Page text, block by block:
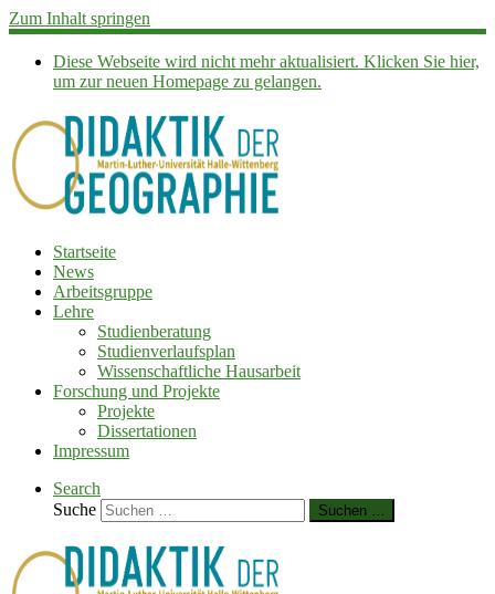
Zum Inhalt springen
Diese Webseite wird nicht mehr aktualisiert. Klicken Sie hier,
um zur neuen Homepage zu gelangen.
Startseite
News
Arbeitsgruppe
Lehre
Studienberatung
Studienverlaufsplan
Wissenschaftliche Hausarbeit
Forschung und Projekte
Projekte
Dissertationen
Impressum
Search
Suche
Suchen …